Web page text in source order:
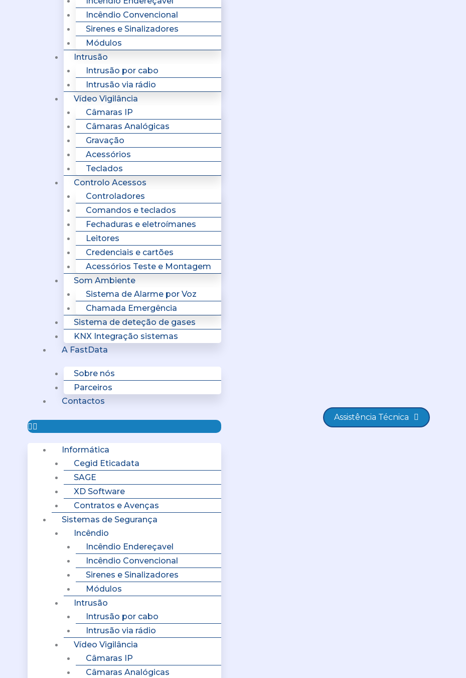
Incêndio Convencional
Sirenes e Sinalizadores
Módulos
Intrusão
Intrusão por cabo
Intrusão via rádio
Vídeo Vigilância
Câmaras IP
Câmaras Analógicas
Gravação
Acessórios
Teclados
Controlo Acessos
Controladores
Comandos e teclados
Fechaduras e eletroímanes
Leitores
Credenciais e cartões
Acessórios Teste e Montagem
Som Ambiente
Sistema de Alarme por Voz
Chamada Emergência
Sistema de deteção de gases
KNX Integração sistemas
A FastData
Sobre nós
Parceiros
Contactos
Informática
Cegid Eticadata
SAGE
XD Software
Contratos e Avenças
Sistemas de Segurança
Incêndio
Incêndio Endereçavel
Incêndio Convencional
Sirenes e Sinalizadores
Módulos
Intrusão
Intrusão por cabo
Intrusão via rádio
Vídeo Vigilância
Câmaras IP
Câmaras Analógicas
Assistência Técnica